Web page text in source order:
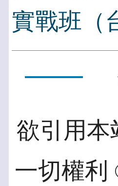
實戰班（
欲引用本
一切權利